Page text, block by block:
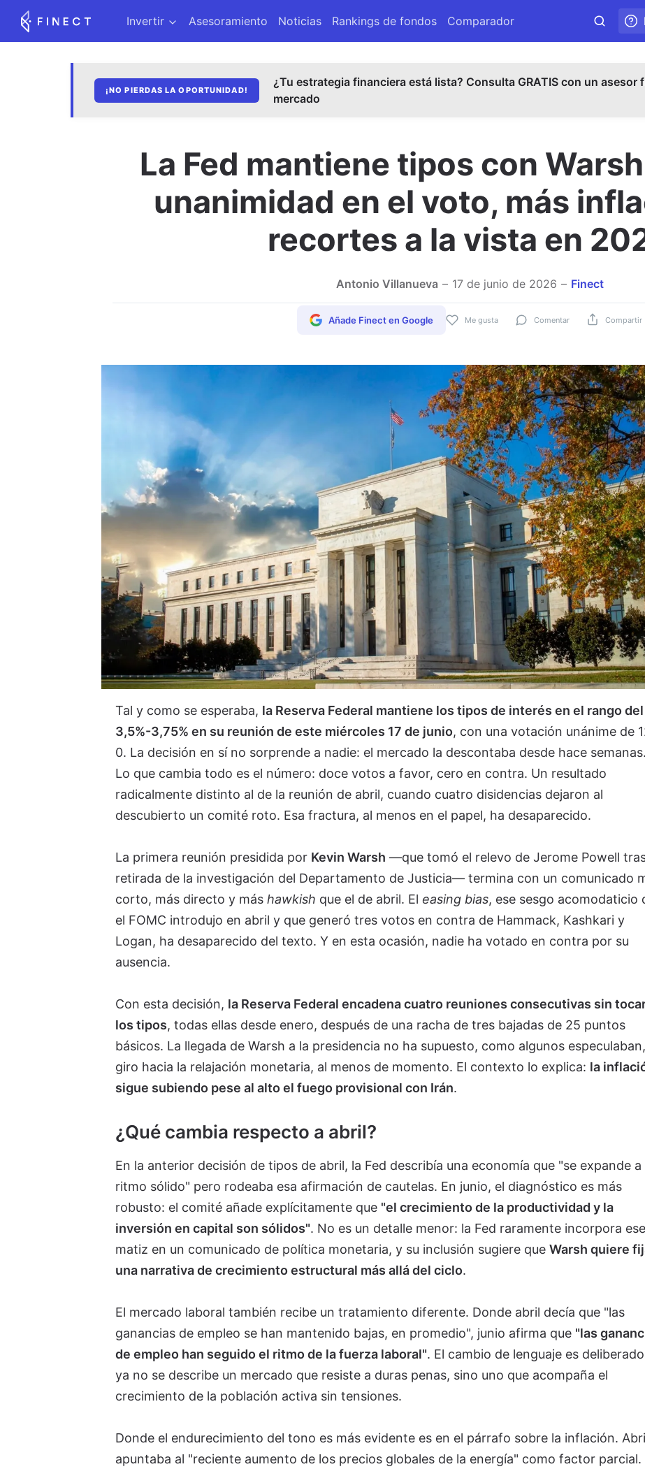
Invertir Asesoramiento Noticias Rankings de fondos Comparador
¡NO PIERDAS LA OPORTUNIDAD!
¿Tu estrategia financiera está lista? Consulta GRATIS con un asesor
mercado
La Fed mantiene tipos con
unanimidad en el voto, más
recortes a la vista en
Antonio Villanueva 17 de junio de 2026 Finect
Me gusta Comentar Compartir
Añade Finect en Google
Tal y como se esperaba, la Reserva Federal mantiene los tipos de interés en el rango del
3,5%-3,75% en su reunión de este miércoles 17 de junio, con una votación unánime de
0. La decisión en sí no sorprende a nadie: el mercado la descontaba desde hace semanas.
Lo que cambia todo es el número: doce votos a favor, cero en contra. Un resultado
radicalmente distinto al de la reunión de abril, cuando cuatro disidencias dejaron al
descubierto un comité roto. Esa fractura, al menos en el papel, ha desaparecido.
La primera reunión presidida por Kevin Warsh —que tomó el relevo de Jerome Powell
retirada de la investigación del Departamento de Justicia— termina con un comunicado
corto, más directo y más hawkish que el de abril. El easing bias, ese sesgo acomodaticio
el FOMC introdujo en abril y que generó tres votos en contra de Hammack, Kashkari y
Logan, ha desaparecido del texto. Y en esta ocasión, nadie ha votado en contra por su
ausencia.
Con esta decisión, la Reserva Federal encadena cuatro reuniones consecutivas sin
los tipos, todas ellas desde enero, después de una racha de tres bajadas de 25 puntos
básicos. La llegada de Warsh a la presidencia no ha supuesto, como algunos
giro hacia la relajación monetaria, al menos de momento. El contexto lo explica: la
sigue subiendo pese al alto el fuego provisional con Irán.
¿Qué cambia respecto a abril?
En la anterior decisión de tipos de abril, la Fed describía una economía que "se expande a
ritmo sólido" pero rodeaba esa afirmación de cautelas. En junio, el diagnóstico es más
robusto: el comité añade explícitamente que "el crecimiento de la productividad y la
inversión en capital son sólidos". No es un detalle menor: la Fed raramente incorpora ese
matiz en un comunicado de política monetaria, y su inclusión sugiere que Warsh quiere
una narrativa de crecimiento estructural más allá del ciclo.
El mercado laboral también recibe un tratamiento diferente. Donde abril decía que "las
ganancias de empleo se han mantenido bajas, en promedio", junio afirma que "las
de empleo han seguido el ritmo de la fuerza laboral". El cambio de lenguaje es
ya no se describe un mercado que resiste a duras penas, sino uno que acompaña el
crecimiento de la población activa sin tensiones.
Donde el endurecimiento del tono es más evidente es en el párrafo sobre la inflación.
apuntaba al "reciente aumento de los precios globales de la energía" como factor parcial.